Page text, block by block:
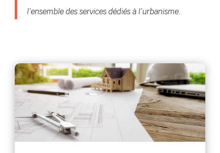
l’ensemble des services dédiés à l’urbanisme.